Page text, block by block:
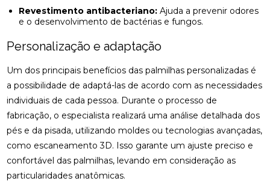
Revestimento antibacteriano: Ajuda a prevenir odores
e o desenvolvimento de bactérias e fungos.
Personalização e adaptação
Um dos principais benefícios das palmilhas personalizadas é
a possibilidade de adaptá-las de acordo com as necessidades
individuais de cada pessoa. Durante o processo de
fabricação, o especialista realizará uma análise detalhada dos
pés e da pisada, utilizando moldes ou tecnologias avançadas,
como escaneamento 3D. Isso garante um ajuste preciso e
confortável das palmilhas, levando em consideração as
particularidades anatômicas.
COMO A OSTEOPATIA PODE AJUDAR NA
TRATAMENTO DA HÉRNIA DE DISCO
COMO A OSTEOPATIA PODE ALIVIAR A DOR NO
COMO A OSTEOPATIA RJ PODE MELHORAR SUA
QUALIDADE DE VIDA
COMO A PALMILHA PARA ESPORÃO PODE ALIVIAR
SUAS DORES
COMO A PALMILHA PARA FASCITE PLANTAR PODE
ALIVIAR SUAS DORES